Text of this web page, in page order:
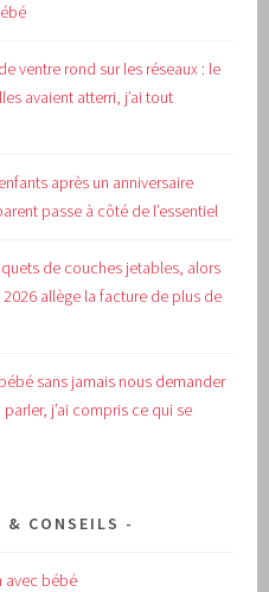
ventre rond sur les réseaux : le
avaient atterri, j’ai tout
après un anniversaire
passe à côté de l’essentiel
de couches jetables, alors
allège la facture de plus de
sans jamais nous demander
j’ai compris ce qui se
& CONSEILS
avec bébé